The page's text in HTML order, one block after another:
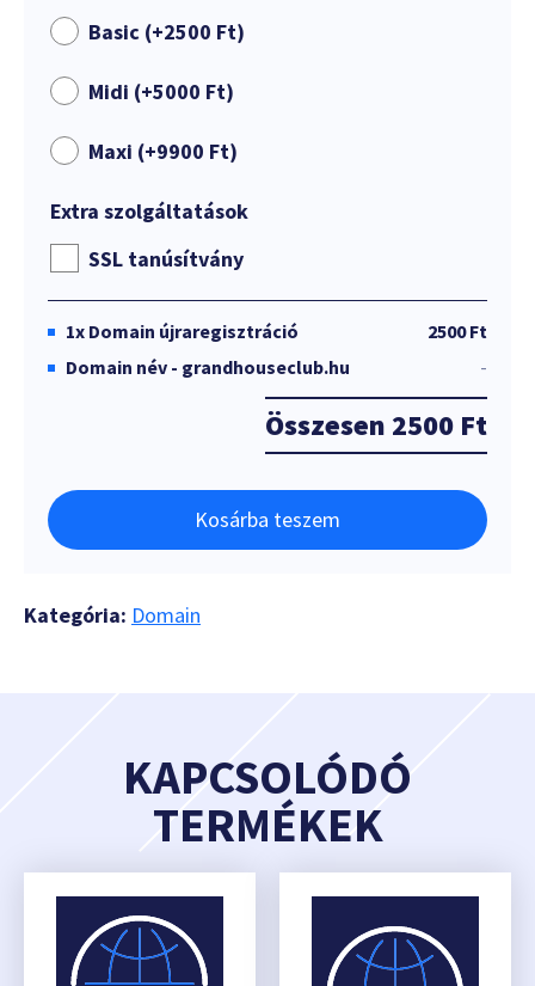
Basic (+2500 Ft)
Midi (+5000 Ft)
Maxi (+9900 Ft)
Extra szolgáltatások
SSL tanúsítvány
1x Domain újraregisztráció
2500 Ft
Domain név - grandhouseclub.hu
-
Összesen 2500 Ft
Kosárba teszem
Kategória: Domain
KAPCSOLÓDÓ
TERMÉKEK